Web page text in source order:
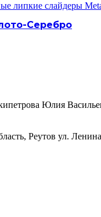
липкие слайдеры
Серебро
Юлия
Реутов ул.